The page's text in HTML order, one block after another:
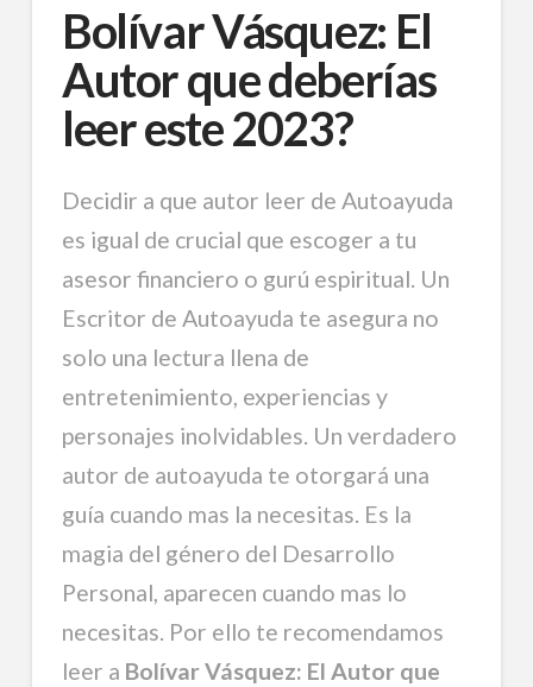
Bolívar Vásquez: El
Autor que deberías
leer este 2023?
Decidir a que autor leer de Autoayuda
es igual de crucial que escoger a tu
asesor financiero o gurú espiritual. Un
Escritor de Autoayuda te asegura no
solo una lectura llena de
entretenimiento, experiencias y
personajes inolvidables. Un verdadero
autor de autoayuda te otorgará una
guía cuando mas la necesitas. Es la
magia del género del Desarrollo
Personal, aparecen cuando mas lo
necesitas. Por ello te recomendamos
leer a Bolívar Vásquez: El Autor que